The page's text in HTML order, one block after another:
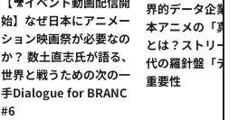
始】なぜ日本にアニメー
ション映画祭が必要なの
か？ 数土直志氏が語る、
世界と戦うための次の一
手Dialogue for BRANC
#6
界的データ企業
本アニメの「真
とは？ストリー
代の羅針盤「デ
重要性